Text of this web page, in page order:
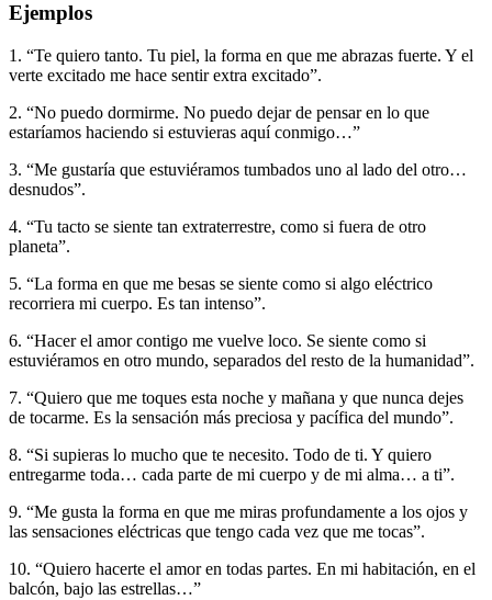
Ejemplos
1. “Te quiero tanto. Tu piel, la forma en que me abrazas fuerte. Y el
verte excitado me hace sentir extra excitado”.
2. “No puedo dormirme. No puedo dejar de pensar en lo que
estaríamos haciendo si estuvieras aquí conmigo…”
3. “Me gustaría que estuviéramos tumbados uno al lado del otro…
desnudos”.
4. “Tu tacto se siente tan extraterrestre, como si fuera de otro
planeta”.
5. “La forma en que me besas se siente como si algo eléctrico
recorriera mi cuerpo. Es tan intenso”.
6. “Hacer el amor contigo me vuelve loco. Se siente como si
estuviéramos en otro mundo, separados del resto de la humanidad”.
7. “Quiero que me toques esta noche y mañana y que nunca dejes
de tocarme. Es la sensación más preciosa y pacífica del mundo”.
8. “Si supieras lo mucho que te necesito. Todo de ti. Y quiero
entregarme toda… cada parte de mi cuerpo y de mi alma… a ti”.
9. “Me gusta la forma en que me miras profundamente a los ojos y
las sensaciones eléctricas que tengo cada vez que me tocas”.
10. “Quiero hacerte el amor en todas partes. En mi habitación, en el
balcón, bajo las estrellas…”